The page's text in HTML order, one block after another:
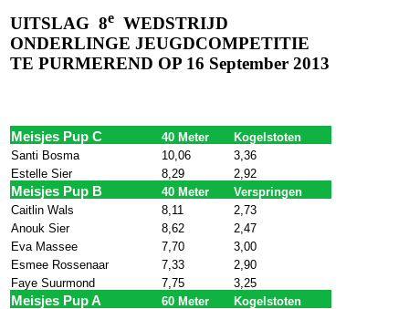
UITSLAG 8e WEDSTRIJD
ONDERLINGE JEUGDCOMPETITIE
TE PURMEREND OP 16 September 2013
Meisjes Pup C 40 Meter
Kogelstoten
Santi Bosma
10,06
3,36
Estelle Sier
8,29 2,92
Meisjes Pup B 40 Meter
Verspringen
Caitlin Wals
8,11
2,73
Anouk Sier
8,62
2,47
Eva Massee
7,70
3,00
Esmee Rossenaar
7,33
2,90
Faye Suurmond
7,75 3,25
Meisjes Pup A 60 Meter
Kogelstoten